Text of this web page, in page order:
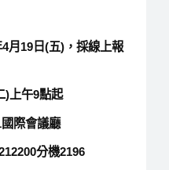
月19日(五)，採線上報
)上午9點起
際會議廳
分機2196